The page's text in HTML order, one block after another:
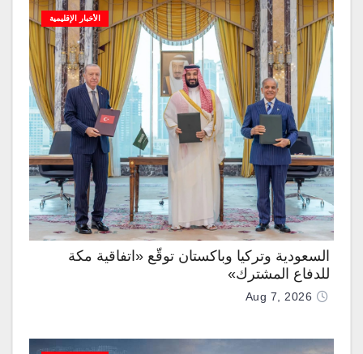
الأخبار الإقليمية
السعودية وتركيا وباكستان توقّع «اتفاقية مكة
للدفاع المشترك»
Aug 7, 2026